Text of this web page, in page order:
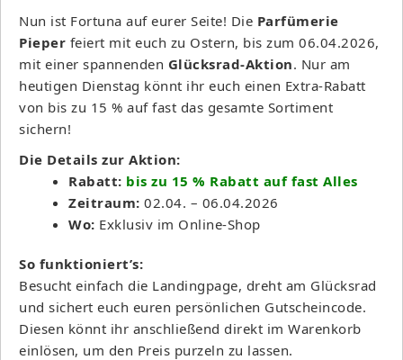
Nun ist Fortuna auf eurer Seite! Die Parfümerie
Pieper feiert mit euch zu Ostern, bis zum 06.04.2026,
mit einer spannenden Glücksrad-Aktion. Nur am
heutigen Dienstag könnt ihr euch einen Extra-Rabatt
von bis zu 15 % auf fast das gesamte Sortiment
sichern!
Die Details zur Aktion:
Rabatt: bis zu 15 % Rabatt auf fast Alles
Zeitraum: 02.04. – 06.04.2026
Wo: Exklusiv im Online-Shop
So funktioniert’s:
Besucht einfach die Landingpage, dreht am Glücksrad
und sichert euch euren persönlichen Gutscheincode.
Diesen könnt ihr anschließend direkt im Warenkorb
einlösen, um den Preis purzeln zu lassen.